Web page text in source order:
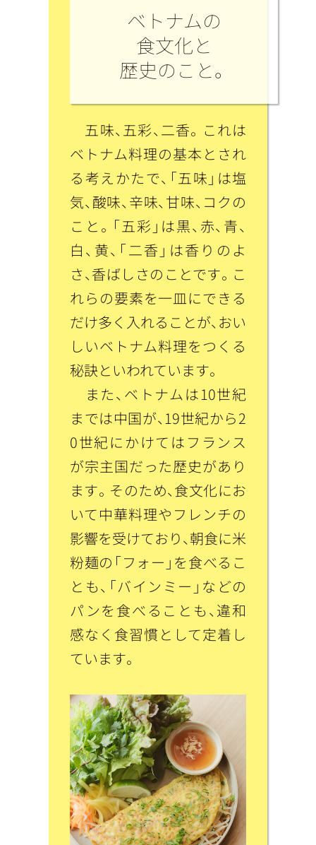
ベトナムの
食文化と
歴史のこと。
五味、五彩、二香。これは
ベトナム料理の基本とされ
る考えかたで、「五味」は塩
気、酸味、辛味、甘味、コクの
こと。「五彩」は黒、赤、青、
白、黄、「二香」は香りのよ
さ、香ばしさのことです。こ
れらの要素を一皿にできる
だけ多く入れることが、おい
しいベトナム料理をつくる
秘訣といわれています。
また、ベトナムは10世紀
までは中国が、19世紀から2
0世紀にかけてはフランス
が宗主国だった歴史があり
ます。そのため、食文化にお
いて中華料理やフレンチの
影響を受けており、朝食に米
粉麺の「フォー」を食べるこ
とも、「バインミー」などの
パンを食べることも、違和
感なく食習慣として定着し
ています。